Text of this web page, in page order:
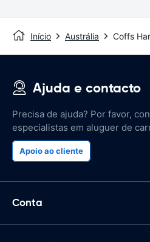
Início Austrália Coffs
Ajuda e contacto
Precisa de ajuda? Por favor,
especialistas em aluguer de
Apoio ao cliente
Conta